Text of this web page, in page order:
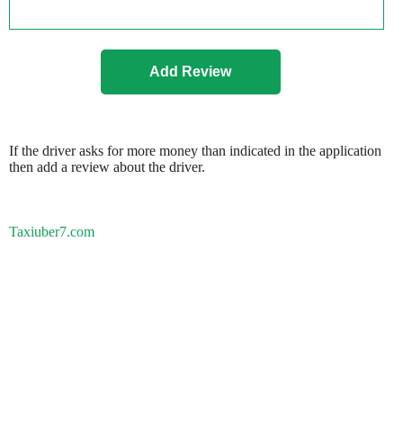
If the driver asks for more money than indicated in the application
then add a review about the driver.
Taxiuber7.com